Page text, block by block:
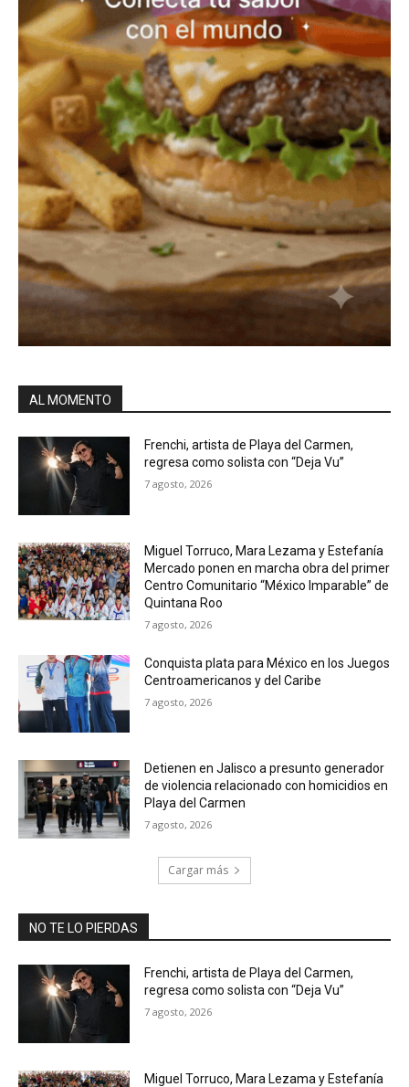
AL MOMENTO
Frenchi, artista de Playa del Carmen,
regresa como solista con “Deja Vu”
7 agosto, 2026
Miguel Torruco, Mara Lezama y Estefanía
Mercado ponen en marcha obra del primer
Centro Comunitario “México Imparable” de
Quintana Roo
7 agosto, 2026
Conquista plata para México en los Juegos
Centroamericanos y del Caribe
7 agosto, 2026
Detienen en Jalisco a presunto generador
de violencia relacionado con homicidios en
Playa del Carmen
7 agosto, 2026
Cargar más
NO TE LO PIERDAS
Frenchi, artista de Playa del Carmen,
regresa como solista con “Deja Vu”
7 agosto, 2026
Miguel Torruco, Mara Lezama y Estefanía